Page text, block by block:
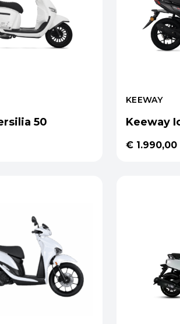
50
KEEWAY
Keeway
€ 1.990,00